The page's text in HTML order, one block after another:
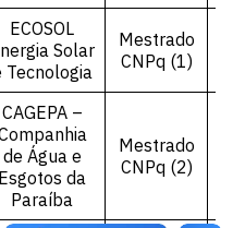
ECOSOL
Solar
Tecnologia
Mestrado
CNPq (1)
CAGEPA –
de Água e
Esgotos da
Paraíba
Mestrado
CNPq (2)